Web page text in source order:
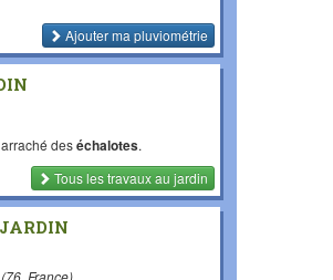
Ajouter ma pluviométrie
deséchalotes.
Tous les travauxau jardin
(76, France)